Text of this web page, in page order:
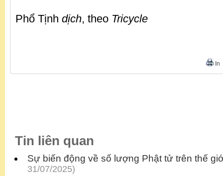
Phổ Tịnh dịch, theo Tricycle
In
Tin liên quan
Sự biến động về số lượng Phật tử trên thế
31/07/2025)